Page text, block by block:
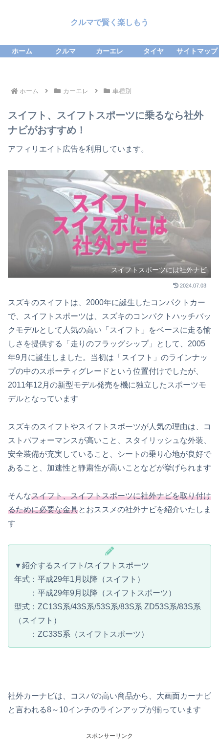
クルマで賢く楽しもう
ホーム クルマ カーエレ タイヤ サイトマップ
ホーム カーエレ 車種別
スイフト、スイフトスポーツに乗るなら社外
ナビがおすすめ！
アフィリエイト広告を利用しています。
スイフトスポーツには社外ナビ
2024.07.03
スズキのスイフトは、2000年に誕生したコンパクトカー
で、スイフトスポーツは、スズキのコンパクトハッチバッ
クモデルとして人気の高い「スイフト」をベースに走る愉
しさを提供する「走りのフラッグシップ」として、2005
年9月に誕生しました。当初は「スイフト」のラインナッ
プの中のスポーティグレードという位置付けでしたが、
2011年12月の新型モデル発売を機に独立したスポーツモ
デルとなっています
スズキのスイフトやスイフトスポーツが人気の理由は、コ
ストパフォーマンスが高いこと、スタイリッシュな外装、
安全装備が充実していること、シートの乗り心地が良好で
あること、加速性と静粛性が高いことなどが挙げられます
そんなスイフト、スイフトスポーツに社外ナビを取り付け
るために必要な金具とおススメの社外ナビを紹介いたしま
す
▼紹介するスイフト/スイフトスポーツ
年式：平成29年1月以降（スイフト）
：平成29年9月以降（スイフトスポーツ）
型式：ZC13S系/43S系/53S系/83S系 ZD53S系/83S系
（スイフト）
：ZC33S系（スイフトスポーツ）
社外カーナビは、コスパの高い商品から、大画面カーナビ
と言われる8～10インチのラインアップが揃っています
スポンサーリンク